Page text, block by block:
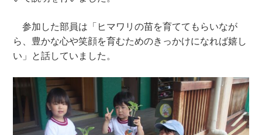
参加した部員は「ヒマワリの苗を育ててもらいなが
ら、豊かな心や笑顔を育むためのきっかけになれば嬉し
い」と話していました。